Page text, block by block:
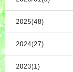
2025(48)
2024(27)
2023(1)